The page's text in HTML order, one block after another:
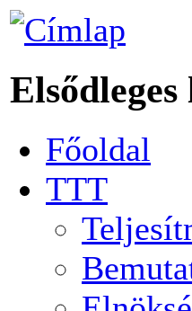
Főoldal
TTT